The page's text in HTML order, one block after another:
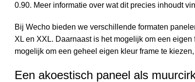
0.90. Meer informatie over wat dit precies inhoudt
Bij Wecho bieden we verschillende formaten
XL en XXL. Daarnaast is het mogelijk om een
mogelijk om een geheel eigen kleur frame te
Een akoestisch paneel als